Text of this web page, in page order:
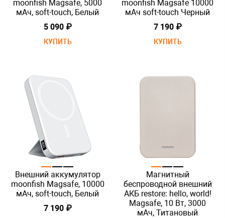
moonfish Magsafe, 5000
мАч, soft-touch, Белый
5 090 ₽
КУПИТЬ
moonfish Magsafe 10000
мАч soft-touch Черный
7 190 ₽
КУПИТЬ
Внешний аккумулятор
moonfish Magsafe, 10000
мАч, soft-touch, Белый
7 190 ₽
Магнитный
беспроводной внешний
АКБ restore: hello, world!
Magsafe, 10 Вт, 3000
мАч, Титановый